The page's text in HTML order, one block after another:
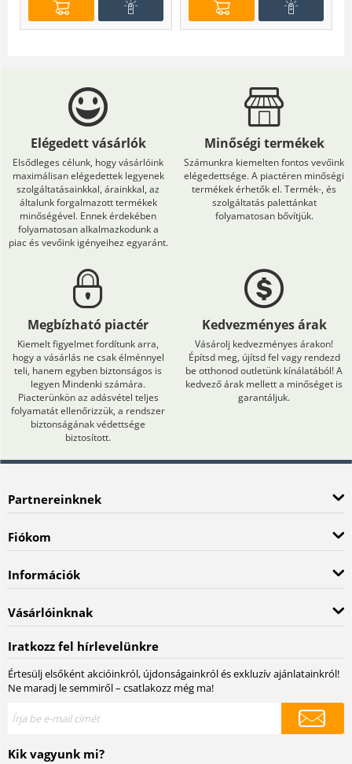
Elégedett vásárlók
Elsődleges célunk, hogy vásárlóink
maximálisan elégedettek legyenek
szolgáltatásainkkal, árainkkal, az
általunk forgalmazott termékek
minőségével. Ennek érdekében
folyamatosan alkalmazkodunk a
piac és vevőink igényeihez egyaránt.
Minőségi termékek
Számunkra kiemelten fontos vevőink
elégedettsége. A piactéren minőségi
termékek érhetők el. Termék-, és
szolgáltatás palettánkat
folyamatosan bővítjük.
Megbízható piactér
Kiemelt figyelmet fordítunk arra,
hogy a vásárlás ne csak élménnyel
teli, hanem egyben biztonságos is
legyen Mindenki számára.
Piacterünkön az adásvétel teljes
folyamatát ellenőrizzük, a rendszer
biztonságának védettsége
biztosított.
Kedvezményes árak
Vásárolj kedvezményes árakon!
Építsd meg, újítsd fel vagy rendezd
be otthonod outletünk kínálatából! A
kedvező árak mellett a minőséget is
garantáljuk.
Partnereinknek
Fiókom
Információk
Vásárlóinknak
Iratkozz fel hírlevelünkre
Értesülj elsőként akcióinkról, újdonságainkról és exkluzív ajánlatainkról!
Ne maradj le semmiről – csatlakozz még ma!
Kik vagyunk mi?